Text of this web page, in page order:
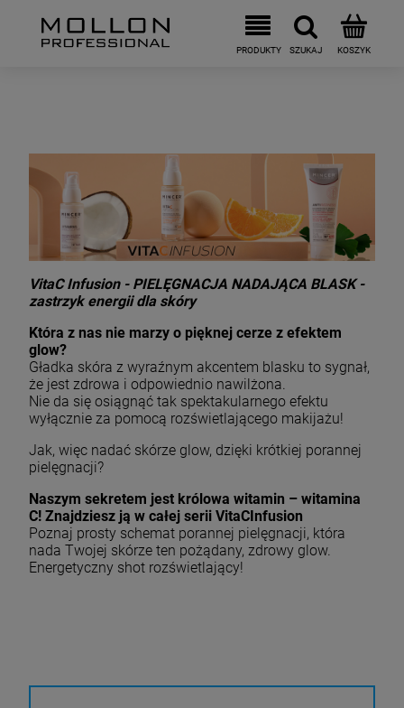
VitaC Infusion - PIELĘGNACJA NADAJĄCA BLASK -
zastrzyk energii dla skóry
Która z nas nie marzy o pięknej cerze z efektem
glow?
Gładka skóra z wyraźnym akcentem blasku to sygnał,
że jest zdrowa i odpowiednio nawilżona.
Nie da się osiągnąć tak spektakularnego efektu
wyłącznie za pomocą rozświetlającego makijażu!
Jak, więc nadać skórze glow, dzięki krótkiej porannej
pielęgnacji?
Naszym sekretem jest królowa witamin – witamina
C! Znajdziesz ją w całej serii VitaCInfusion
Poznaj prosty schemat porannej pielęgnacji, która
nada Twojej skórze ten pożądany, zdrowy glow.
Energetyczny shot rozświetlający!